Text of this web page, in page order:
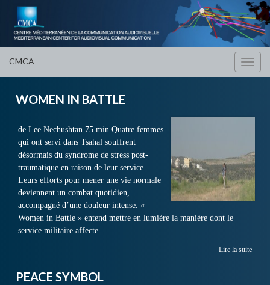
CMCA
WOMEN IN BATTLE
de Lee Nechushtan 75 min Quatre femmes
qui ont servi dans Tsahal souffrent
désormais du syndrome de stress post-
traumatique en raison de leur service.
Leurs efforts pour mener une vie normale
deviennent un combat quotidien,
accompagné d’une douleur intense. «
Women in Battle » entend mettre en lumière la manière dont le
service militaire affecte …
Lire la suite
PEACE SYMBOL